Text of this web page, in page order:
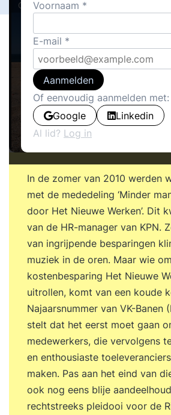
Cover stories
In de zomer van 2010 werden
met de mededeling ‘Minder
door Het Nieuwe Werken’. Dit
van de HR-manager van KPN.
van ingrijpende besparingen
muziek in de oren. Maar wie
kostenbesparing Het Nieuwe
uitrollen, komt van een koude
Najaarsnummer van VK-Banen
stelt dat het eerst moet gaan
medewerkers, die vervolgens
en enthousiaste
maken. Pas aan het eind van
ook nog eens blije
rechtstreeks pleidooi voor de
Voornaam
E-mail
Aanmelden
Of eenvoudig aanmelden met:
Google
Linkedin
Al lid? Log in